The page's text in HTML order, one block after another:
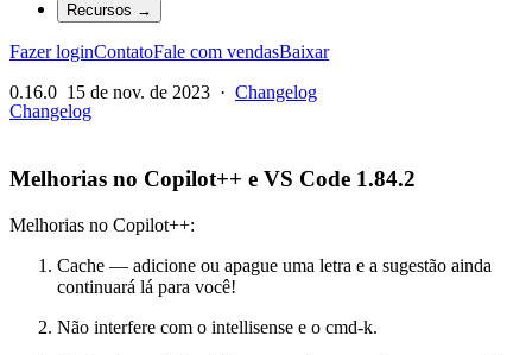
Recursos →
Fazer loginContatoFale com vendasBaixar
0.16.0 15 de nov. de 2023 · Changelog
Changelog
Melhorias no Copilot++ e VS Code 1.84.2
Melhorias no Copilot++:
Cache — adicione ou apague uma letra e a sugestão ainda
continuará lá para você!
Não interfere com o intellisense e o cmd-k.